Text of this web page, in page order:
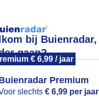
bij
gaan?
€ 6,99 / jaar
Premium
slechts € 6,99 per jaar
Lees meer.
Foto en video